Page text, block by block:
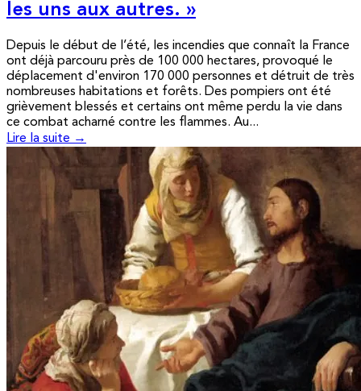
les uns aux autres. »
Depuis le début de l’été, les incendies que connaît la France
ont déjà parcouru près de 100 000 hectares, provoqué le
déplacement d'environ 170 000 personnes et détruit de très
nombreuses habitations et forêts. Des pompiers ont été
grièvement blessés et certains ont même perdu la vie dans
ce combat acharné contre les flammes. Au...
Lire la suite →